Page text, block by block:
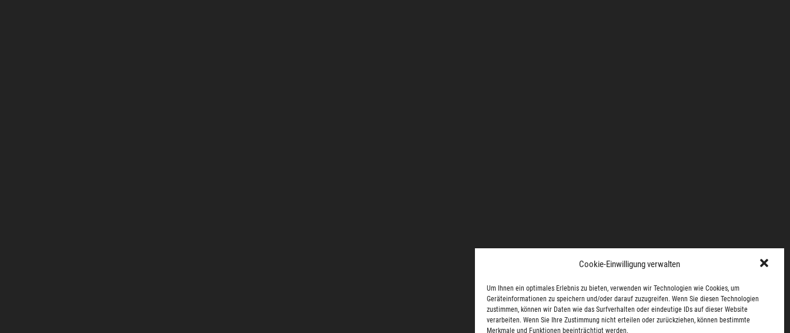
Cookie-Einwilligung verwalten
Um Ihnen ein optimales Erlebnis zu bieten, verwenden wir Technologien wie Cookies, um
Geräteinformationen zu speichern und/oder darauf zuzugreifen. Wenn Sie diesen Technologien
zustimmen, können wir Daten wie das Surfverhalten oder eindeutige IDs auf dieser Website
verarbeiten. Wenn Sie Ihre Zustimmung nicht erteilen oder zurückziehen, können bestimmte
Merkmale und Funktionen beeinträchtigt werden.